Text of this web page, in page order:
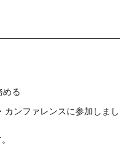
める
ンファレンスに参加しまし